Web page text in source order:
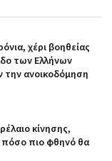
χέρι βοηθείας
των Ελλήνων
ανοικοδόμηση
κίνησης,
πόσο πιο φθηνό θα